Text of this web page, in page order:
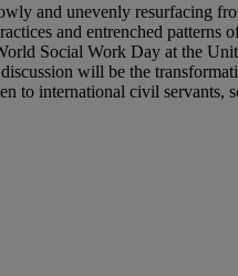
and unevenly resurfacing
and entrenched
Social Work Day at the
will be the
to international civil servants,